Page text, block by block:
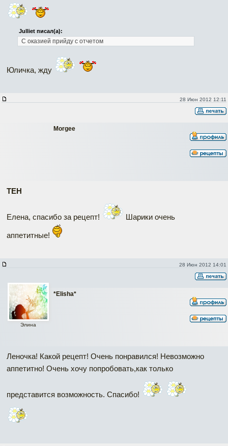
Julliet писал(а):
С оказией прийду с отчетом
Юличка, жду
28 Июн 2012 12:11
Morgee
ТЕН
Елена, спасибо за рецепт! Шарики очень
аппетитные!
28 Июн 2012 14:01
*Elisha*
Элина
Леночка! Какой рецепт! Очень понравился! Невозможно
аппетитно! Очень хочу попробовать,как только
представится возможность. Спасибо!